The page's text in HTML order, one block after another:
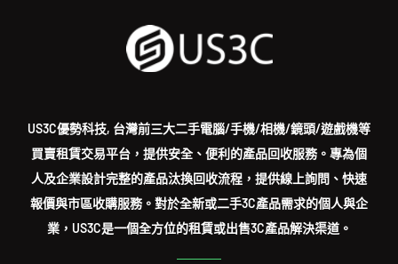
US3C優勢科技, 台灣前三大二手電腦/手機/相機/鏡頭/遊戲機等
買賣租賃交易平台，提供安全、便利的產品回收服務。專為個
人及企業設計完整的產品汰換回收流程，提供線上詢問、快速
報價與市區收購服務。對於全新或二手3C產品需求的個人與企
業，US3C是一個全方位的租賃或出售3C產品解決渠道。